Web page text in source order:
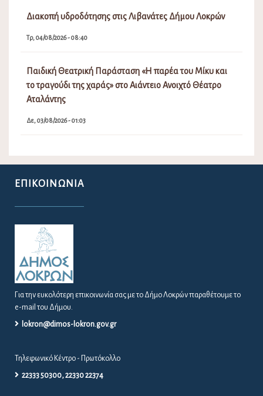
Διακοπή υδροδότησης στις Λιβανάτες Δήμου Λοκρών
Τρ, 04/08/2026 - 08:40
Παιδική Θεατρική Παράσταση «Η παρέα του Μίκυ και
το τραγούδι της χαράς» στο Αιάντειο Ανοιχτό Θέατρο
Αταλάντης
Δε, 03/08/2026 - 01:03
ΕΠΙΚΟΙΝΩΝΊΑ
Για την ευκολότερη επικοινωνία σας με το Δήμο Λοκρών παραθέτουμε το
e-mail του Δήμου.
lokron@dimos-lokron.gov.gr
Τηλεφωνικό Κέντρο - Πρωτόκολλο
22333 50300, 22330 22374